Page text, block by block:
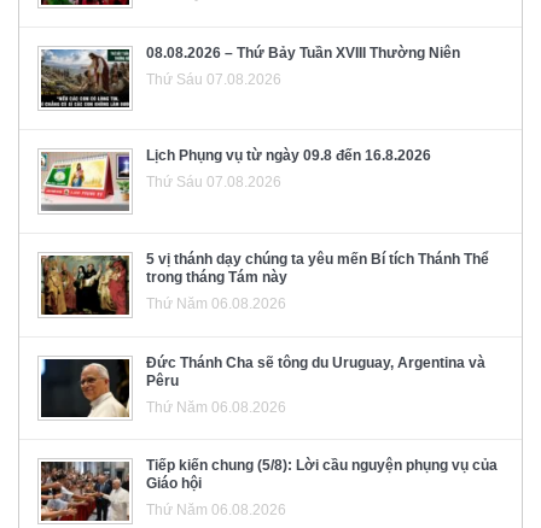
08.08.2026 – Thứ Bảy Tuần XVIII Thường Niên
Thứ Sáu 07.08.2026
Lịch Phụng vụ từ ngày 09.8 đến 16.8.2026
Thứ Sáu 07.08.2026
5 vị thánh dạy chúng ta yêu mến Bí tích Thánh Thể
trong tháng Tám này
Thứ Năm 06.08.2026
Đức Thánh Cha sẽ tông du Uruguay, Argentina và
Pêru
Thứ Năm 06.08.2026
Tiếp kiến chung (5/8): Lời cầu nguyện phụng vụ của
Giáo hội
Thứ Năm 06.08.2026